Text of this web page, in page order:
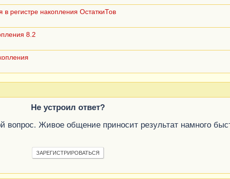
регистре накопления ОстаткиТов
8.2
Не устроил ответ?
вопрос. Живое общение приносит результат намного
ЗАРЕГИСТРИРОВАТЬСЯ